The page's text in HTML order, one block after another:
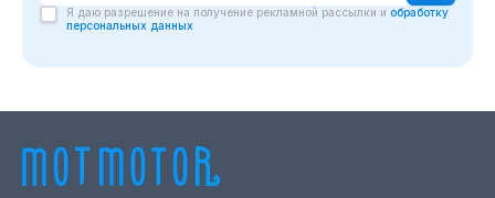
Я даю разрешение на получение рекламной рассылки и обработку
персональных данных